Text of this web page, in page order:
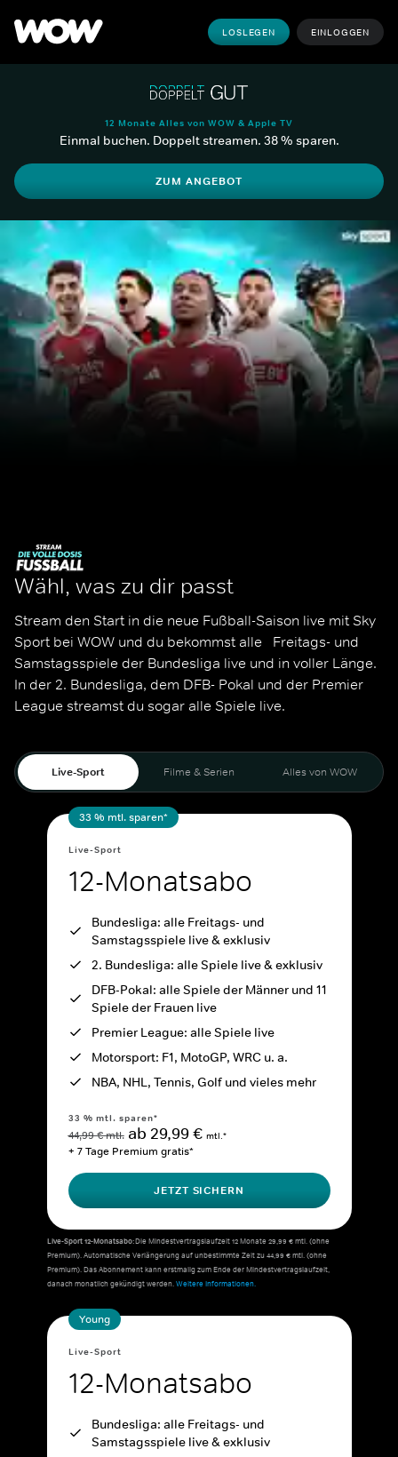
LOSLEGEN EINLOGGEN
12 Monate Alles von WOW & Apple TV
Einmal buchen. Doppelt streamen. 38 % sparen.
ZUM ANGEBOT
Wähl, was zu dir passt
Stream den Start in die neue Fußball-Saison live mit Sky
Sport bei WOW und du bekommst alle   Freitags- und
Samstagsspiele der Bundesliga live und in voller Länge.
In der 2. Bundesliga, dem DFB- Pokal und der Premier
League streamst du sogar alle Spiele live.
Live-Sport Filme & Serien Alles von WOW
33 % mtl. sparen*
Live-Sport
12-Monatsabo
Bundesliga: alle Freitags- und
Samstagsspiele live & exklusiv
2. Bundesliga: alle Spiele live & exklusiv
DFB-Pokal: alle Spiele der Männer und 11
Spiele der Frauen live
Premier League: alle Spiele live
Motorsport: F1, MotoGP, WRC u. a.
NBA, NHL, Tennis, Golf und vieles mehr
33 % mtl. sparen*
44,99 € mtl. ab 29,99 € mtl.*
+ 7 Tage Premium gratis*
JETZT SICHERN
Live-Sport 12-Monatsabo:Die Mindestvertragslaufzeit 12 Monate 29,99 € mtl. (ohne
Premium). Automatische Verlängerung auf unbestimmte Zeit zu 44,99 € mtl. (ohne
Premium). Das Abonnement kann erstmalig zum Ende der Mindestvertragslaufzeit,
danach monatlich gekündigt werden.Weitere Informationen.
Young
Live-Sport
12-Monatsabo
Bundesliga: alle Freitags- und
Samstagsspiele live & exklusiv